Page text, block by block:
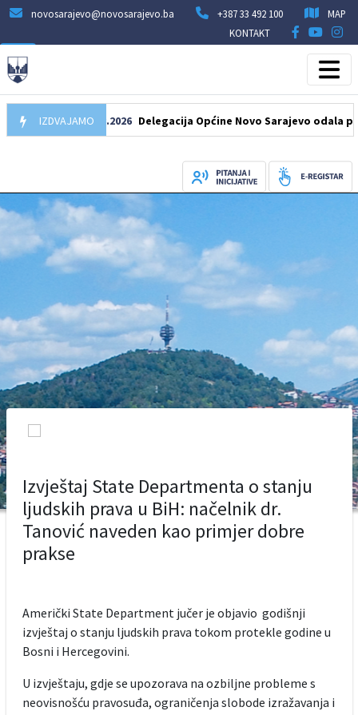
novosarajevo@novosarajevo.ba +387 33 492 100
MAP
KONTAKT
IZDVAJAMO
07.08.2026 Delegacija Općine Novo Sarajevo odala počast
Izvještaj State Departmenta o stanju
ljudskih prava u BiH: načelnik dr.
Tanović naveden kao primjer dobre
prakse
Američki State Department jučer je objavio godišnji
izvještaj o stanju ljudskih prava tokom protekle godine u
Bosni i Hercegovini.
U izvještaju, gdje se upozorava na ozbiljne probleme s
neovisnošću pravosuđa, ograničenja slobode izražavanja i